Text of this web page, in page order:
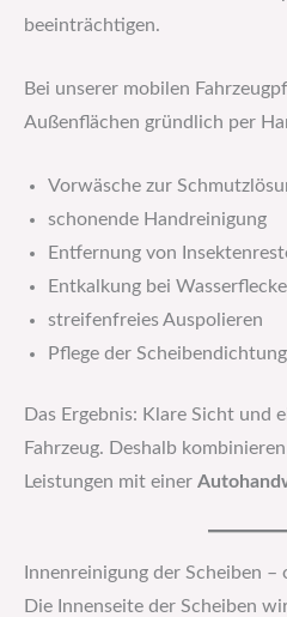
beeinträchtigen.
Bei unserer mobilen
Außenflächen gründlich per
Vorwäsche zur
schonende Handreinigung
Entfernung von
Entkalkung bei
streifenfreies Auspolieren
Pflege der
Das Ergebnis: Klare Sicht und
Fahrzeug. Deshalb
Leistungen mit einer
Innenreinigung der Scheiben
Die Innenseite der Scheiben